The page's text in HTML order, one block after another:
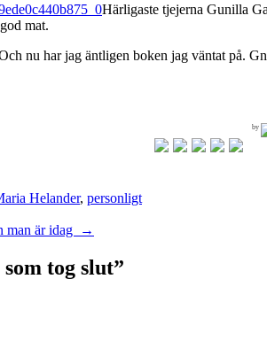
Härligaste tjejerna Gunilla
mat.
nu har jag äntligen boken jag väntat på.
by
Helander, personligt
man är idag
→
tog slut”